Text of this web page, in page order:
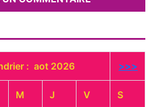
: aot 2026 >>>
M J V S